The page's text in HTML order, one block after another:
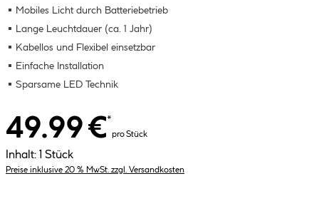
Mobiles Licht durch Batteriebetrieb
Lange Leuchtdauer (ca. 1 Jahr)
Kabellos und Flexibel einsetzbar
Einfache Installation
Sparsame LED Technik
49.99 €*
pro Stück
Inhalt: 1 Stück
Preise inklusive 20 % MwSt. zzgl. Versandkosten